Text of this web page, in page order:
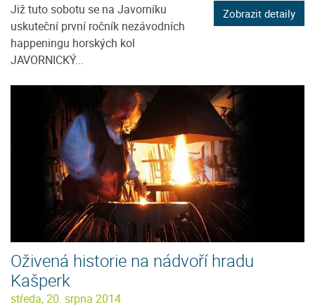
Již tuto sobotu se na Javorníku
uskuteční první ročník nezávodních
happeningu horských kol
JAVORNICKÝ...
Zobrazit detaily
Oživená historie na nádvoří hradu
Kašperk
středa, 20. srpna 2014